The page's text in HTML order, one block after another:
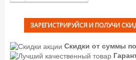
ЗАРЕГИСТРИРУЙСЯ И ПОЛУЧИ
Скидки от суммы